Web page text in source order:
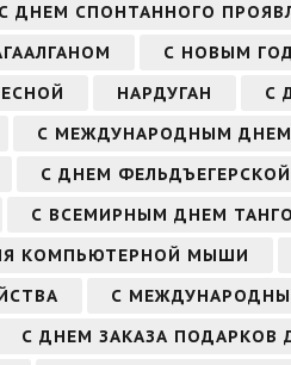
С ДНЕМ СПОНТАННОГО
С НОВЫМ
НАРДУГАН
С
С МЕЖДУНАРОДНЫМ
С ДНЕМ
С ВСЕМИРНЫМ ДНЕМ ТАНГО
КОМПЬЮТЕРНОЙ МЫШИ
С
С ДНЕМ ЗАКАЗА ПОДАРКОВ